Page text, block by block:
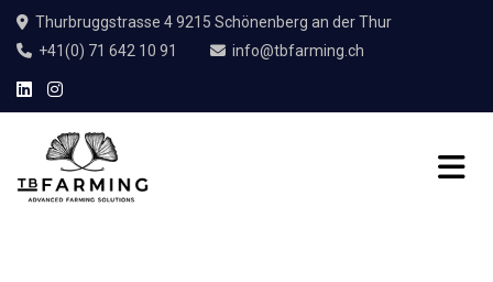
Thurbruggstrasse 4 9215 Schönenberg an der Thur
+41(0) 71 642 10 91
info@tbfarming.ch